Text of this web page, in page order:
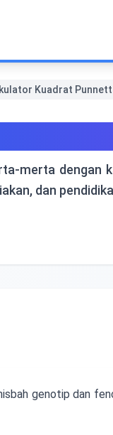
Kuadrat Punnett
merta dengan
dan
genotip dan